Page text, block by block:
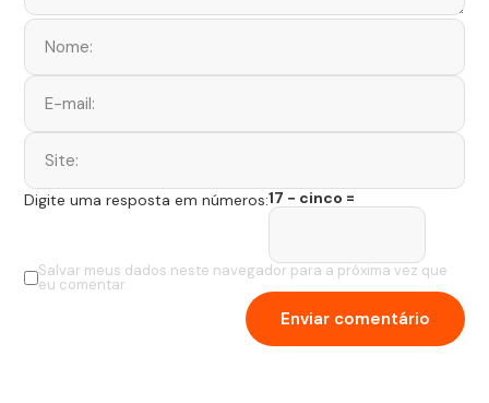
Salvar meus dados neste navegador para a próxima vez que
eu comentar.
Digite uma resposta em números:17 − cinco =